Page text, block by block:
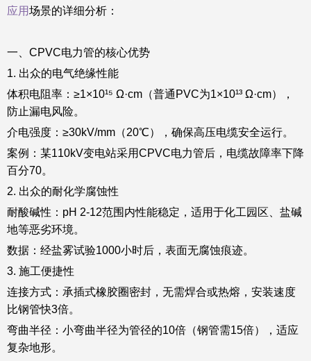
应用场景的详细分析：
一、CPVC电力管的核心优势
1. 出众的电气绝缘性能
体积电阻率：≥1×10¹⁵ Ω·cm（普通PVC为1×10¹³ Ω·cm），
防止漏电风险。
介电强度：≥30kV/mm（20℃），确保高压电缆安全运行。
案例：某110kV变电站采用CPVC电力管后，电缆故障率下降
百分70。
2. 出众的耐化学腐蚀性
耐酸碱性：pH 2-12范围内性能稳定，适用于化工园区、盐碱
地等恶劣环境。
数据：经盐雾试验1000小时后，表面无腐蚀痕迹。
3. 施工便捷性
连接方式：承插式橡胶圈密封，无需焊合或热熔，安装速度
比钢管快3倍。
弯曲半径：小弯曲半径为管径的10倍（钢管需15倍），适应
复杂地形。